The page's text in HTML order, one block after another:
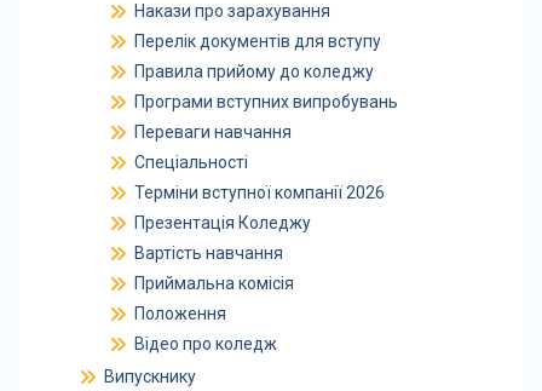
Накази про зарахування
Перелік документів для вступу
Правила прийому до коледжу
Програми вступних випробувань
Переваги навчання
Спеціальності
Терміни вступної компанії 2026
Презентація Коледжу
Вартість навчання
Приймальна комісія
Положення
Відео про коледж
Випускнику